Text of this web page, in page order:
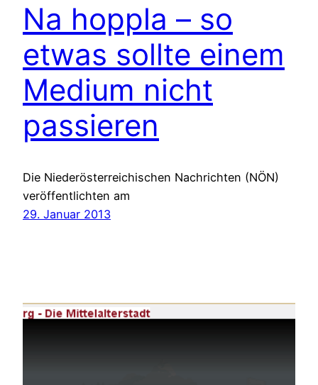
Na hoppla – so
etwas sollte einem
Medium nicht
passieren
Die Niederösterreichischen Nachrichten (NÖN)
veröffentlichten am
29. Januar 2013